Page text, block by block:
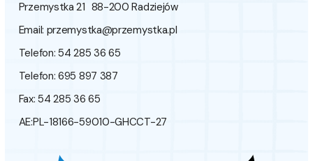
Przemystka 21 88-200 Radziejów
Email: przemystka@przemystka.pl
Telefon: 54 285 36 65
Telefon: 695 897 387
Fax: 54 285 36 65
AE:PL-18166-59010-GHCCT-27